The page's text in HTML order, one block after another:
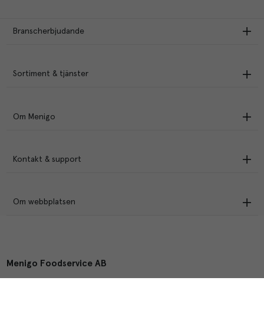
Branscherbjudande
Sortiment & tjänster
Om Menigo
Kontakt & support
Om webbplatsen
Menigo Foodservice AB